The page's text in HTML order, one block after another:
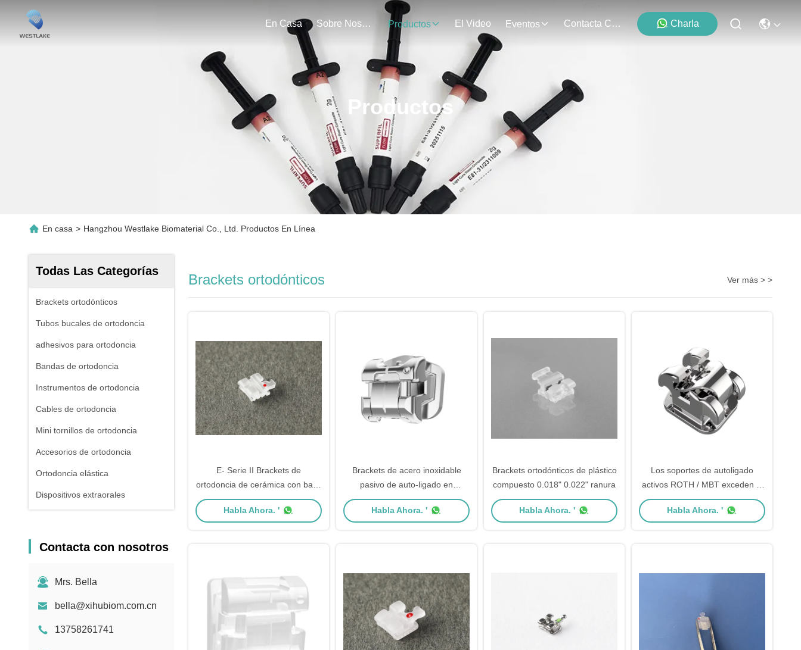
En Casa Sobre Nosotros Productos El Video Eventos Contacta Con Nosotros Charla
Productos
En casa > Hangzhou Westlake Biomaterial Co., Ltd. Productos En Línea
Todas Las Categorías
Brackets ortodónticos
Tubos bucales de ortodoncia
adhesivos para ortodoncia
Bandas de ortodoncia
Instrumentos de ortodoncia
Cables de ortodoncia
Mini tornillos de ortodoncia
Accesorios de ortodoncia
Ortodoncia elástica
Dispositivos extraorales
Contacta con nosotros
Mrs. Bella
bella@xihubiom.com.cn
13758261741
Brackets ortodónticos Ver más > >
E- Serie II Brackets de
ortodoncia de cerámica con base
de ranura Tratamiento dental de
los dientes
Habla Ahora. '
Brackets de acero inoxidable
pasivo de auto-ligado en
ortodoncia Brilliant III
Habla Ahora. '
Brackets ortodónticos de plástico
compuesto 0.018" 0.022" ranura
Habla Ahora. '
Los soportes de autoligado
activos ROTH / MBT exceden la
serie 0.022 " gancho en 345
Habla Ahora. '